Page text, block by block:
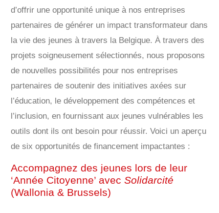
d’offrir une opportunité unique à nos entreprises
partenaires de générer un impact transformateur dans
la vie des jeunes à travers la Belgique. À travers des
projets soigneusement sélectionnés, nous proposons
de nouvelles possibilités pour nos entreprises
partenaires de soutenir des initiatives axées sur
l’éducation, le développement des compétences et
l’inclusion, en fournissant aux jeunes vulnérables les
outils dont ils ont besoin pour réussir. Voici un aperçu
de six opportunités de financement impactantes :
Accompagnez des jeunes lors de leur
‘Année Citoyenne’ avecSolidarcité
(Wallonia & Brussels)